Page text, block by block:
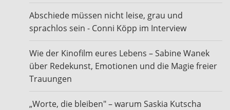
Abschiede müssen nicht leise, grau und
sprachlos sein - Conni Köpp im Interview
Wie der Kinofilm eures Lebens – Sabine Wanek
über Redekunst, Emotionen und die Magie freier
Trauungen
„Worte, die bleiben" – warum Saskia Kutscha